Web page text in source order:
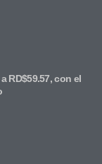
RD$59.57, con el